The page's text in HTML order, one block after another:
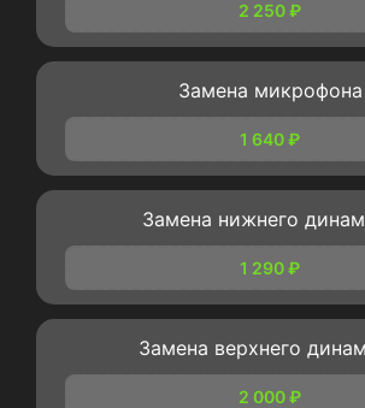
2 250 ₽
Замена микрофона
1 640 ₽
Замена нижнего
1 290 ₽
Замена верхнего
2 000 ₽